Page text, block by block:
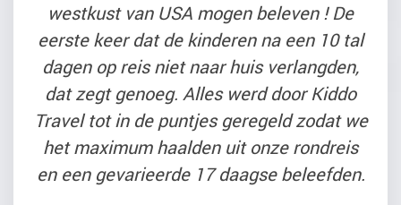
westkust van USA mogen beleven ! De
eerste keer dat de kinderen na een 10 tal
dagen op reis niet naar huis verlangden,
dat zegt genoeg. Alles werd door Kiddo
Travel tot in de puntjes geregeld zodat we
het maximum haalden uit onze rondreis
en een gevarieerde 17 daagse beleefden.